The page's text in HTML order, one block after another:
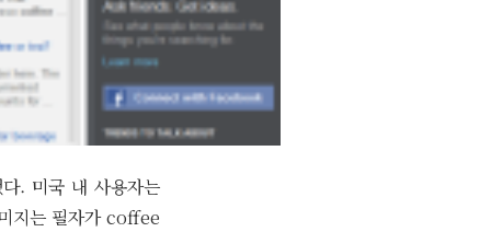
. 미국 내 사용자는
지는 필자가 coffee